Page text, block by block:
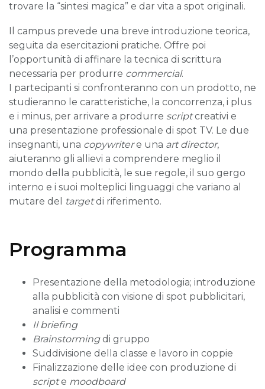
trovare la “sintesi magica” e dar vita a spot originali.
Il campus prevede una breve introduzione teorica,
seguita da esercitazioni pratiche. Offre poi
l’opportunità di affinare la tecnica di scrittura
necessaria per produrre commercial.
I partecipanti si confronteranno con un prodotto, ne
studieranno le caratteristiche, la concorrenza, i plus
e i minus, per arrivare a produrre scriptcreativi e
una presentazione professionale di spot TV. Le due
insegnanti, una copywritere una art director,
aiuteranno gli allievi a comprendere meglio il
mondo della pubblicità, le sue regole, il suo gergo
interno e i suoi molteplici linguaggi che variano al
mutare del
targetdi riferimento.
Programma
Presentazione della metodologia; introduzione
alla pubblicità con visione di spot pubblicitari,
analisi e commenti
Il briefing
Brainstormingdi gruppo
Suddivisione della classe e lavoro in coppie
Finalizzazione delle idee con produzione di
scripte moodboard